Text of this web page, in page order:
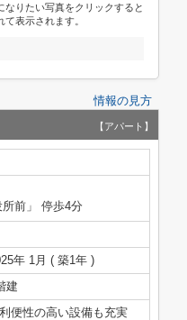
なりたい写真をクリックすると
て表示されます。
情報の見方
【アパート】
前」 停歩4分
年 1月 ( 築1年 )
建
便性の高い設備も充実